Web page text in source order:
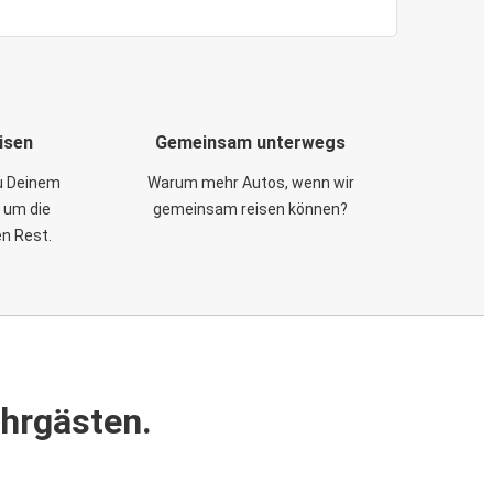
Deinem
die
Rest.
Gemeinsam unterwegs
Warum mehr Autos, wenn wir
gemeinsam reisen können?